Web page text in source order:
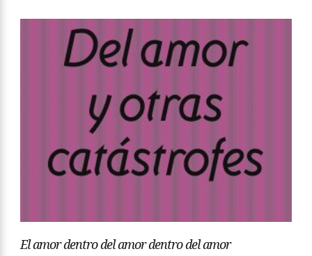
El amor dentro del amor dentro del amor